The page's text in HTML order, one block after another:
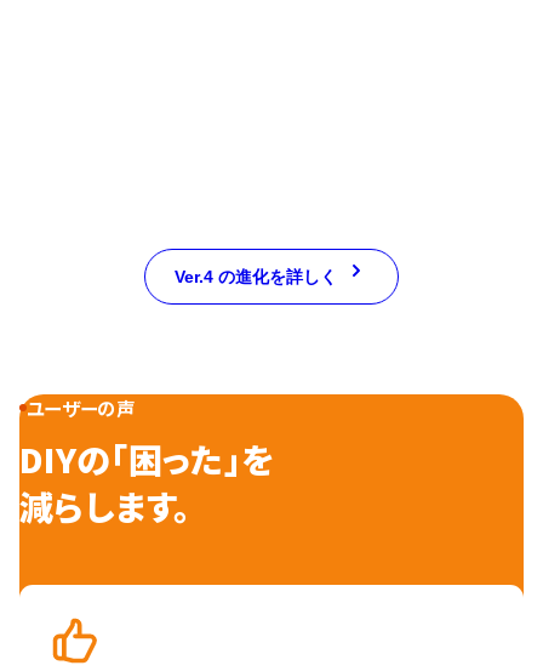
Ver.4 の進化を詳しく
ユーザーの声
DIYの「困った」を
減らします。